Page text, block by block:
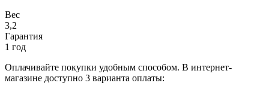
Вес
3,2
Гарантия
1 год
Оплачивайте покупки удобным способом. В интернет-
магазине доступно 3 варианта оплаты: